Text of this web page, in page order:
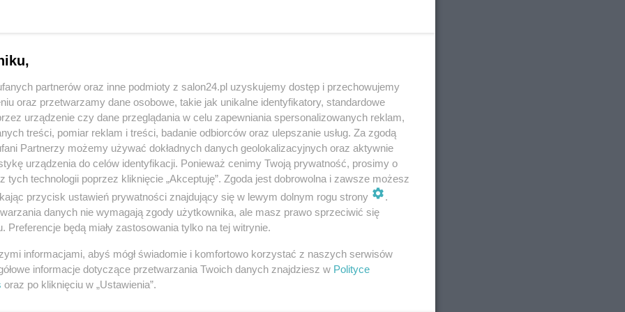
65 Obserwuj notkę
PiS odkrywa karty. Demografia, mieszkania, ETS,
deportacje Ukraińców i rozliczenia
Redakcja
partnerów oraz inne podmioty z salon24.pl uzyskujemy dostęp i przechowujemy
oraz przetwarzamy dane osobowe, takie jak unikalne identyfikatory, standardowe
urządzenie czy dane przeglądania w celu zapewniania spersonalizowanych reklam,
treści, pomiar reklam i treści, badanie odbiorców oraz ulepszanie usług. Za zgodą
Partnerzy możemy używać dokładnych danych geolokalizacyjnych oraz aktywnie
urządzenia do celów identyfikacji. Ponieważ cenimy Twoją prywatność, prosimy o
tych technologii poprzez kliknięcie „Akceptuję”. Zgoda jest dobrowolna i zawsze możesz
przycisk ustawień prywatności znajdujący się w lewym dolnym rogu strony
.
danych nie wymagają zgody użytkownika, ale masz prawo sprzeciwić się
Preferencje będą miały zastosowania tylko na tej witrynie.
informacjami, abyś mógł świadomie i komfortowo korzystać z naszych serwisów
informacje dotyczące przetwarzania Twoich danych znajdziesz w Polityce
oraz po kliknięciu w „Ustawienia”.